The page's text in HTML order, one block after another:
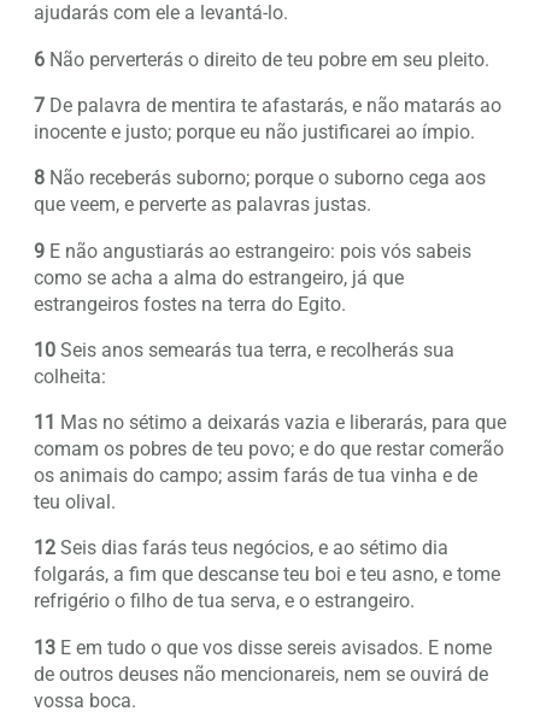
ajudarás com ele a levantá-lo.
6 Não perverterás o direito de teu pobre em seu pleito.
7 De palavra de mentira te afastarás, e não matarás ao
inocente e justo; porque eu não justificarei ao ímpio.
8 Não receberás suborno; porque o suborno cega aos
que veem, e perverte as palavras justas.
9 E não angustiarás ao estrangeiro: pois vós sabeis
como se acha a alma do estrangeiro, já que
estrangeiros fostes na terra do Egito.
10 Seis anos semearás tua terra, e recolherás sua
colheita:
11 Mas no sétimo a deixarás vazia e liberarás, para que
comam os pobres de teu povo; e do que restar comerão
os animais do campo; assim farás de tua vinha e de
teu olival.
12 Seis dias farás teus negócios, e ao sétimo dia
folgarás, a fim que descanse teu boi e teu asno, e tome
refrigério o filho de tua serva, e o estrangeiro.
13 E em tudo o que vos disse sereis avisados. E nome
de outros deuses não mencionareis, nem se ouvirá de
vossa boca.